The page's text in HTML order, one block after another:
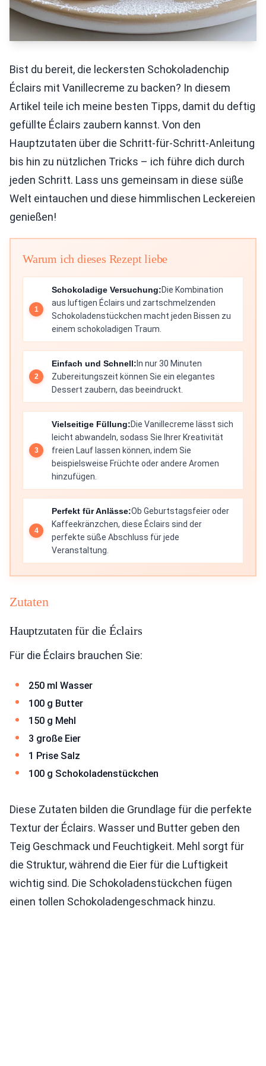
Bist du bereit, die leckersten Schokoladenchip
Éclairs mit Vanillecreme zu backen? In diesem
Artikel teile ich meine besten Tipps, damit du deftig
gefüllte Éclairs zaubern kannst. Von den
Hauptzutaten über die Schritt-für-Schritt-Anleitung
bis hin zu nützlichen Tricks – ich führe dich durch
jeden Schritt. Lass uns gemeinsam in diese süße
Welt eintauchen und diese himmlischen Leckereien
genießen!
Warum ich dieses Rezept liebe
Schokoladige Versuchung:Die Kombination
aus luftigen Éclairs und zartschmelzenden
Schokoladenstückchen macht jeden Bissen zu
einem schokoladigen Traum.
Einfach und Schnell: In nur 30 Minuten
Zubereitungszeit können Sie ein elegantes
Dessert zaubern, das beeindruckt.
Vielseitige Füllung:Die Vanillecreme lässt sich
leicht abwandeln, sodass Sie Ihrer Kreativität
freien Lauf lassen können, indem Sie
beispielsweise Früchte oder andere Aromen
hinzufügen.
Perfekt für Anlässe:Ob Geburtstagsfeier oder
Kaffeekränzchen, diese Éclairs sind der
perfekte süße Abschluss für jede
Veranstaltung.
Zutaten
Hauptzutaten für die Éclairs
Für die Éclairs brauchen Sie:
250 ml Wasser
100 g Butter
150 g Mehl
3 große Eier
1 Prise Salz
100 g Schokoladenstückchen
Diese Zutaten bilden die Grundlage für die perfekte
Textur der Éclairs. Wasser und Butter geben den
Teig Geschmack und Feuchtigkeit. Mehl sorgt für
die Struktur, während die Eier für die Luftigkeit
wichtig sind. Die Schokoladenstückchen fügen
einen tollen Schokoladengeschmack hinzu.